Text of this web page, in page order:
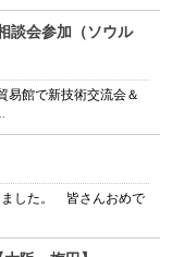
談会参加（ソウル
易館で新技術交流会＆
ました。 皆さんおめで